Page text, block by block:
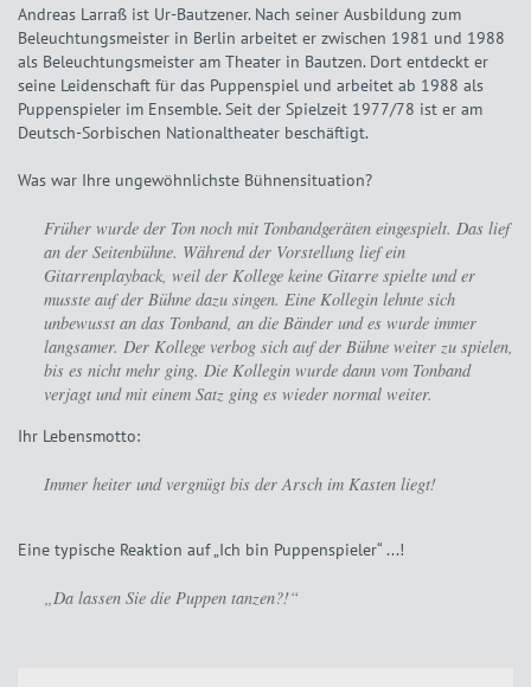
Andreas Larraß ist Ur-Bautzener. Nach seiner Ausbildung zum
Beleuchtungsmeister in Berlin arbeitet er zwischen 1981 und 1988
als Beleuchtungsmeister am Theater in Bautzen. Dort entdeckt er
seine Leidenschaft für das Puppenspiel und arbeitet ab 1988 als
Puppenspieler im Ensemble. Seit der Spielzeit 1977/78 ist er am
Deutsch-Sorbischen Nationaltheater beschäftigt.
Was war Ihre ungewöhnlichste Bühnensituation?
Früher wurde der Ton noch mit Tonbandgeräten eingespielt. Das lief
an der Seitenbühne. Während der Vorstellung lief ein
Gitarrenplayback, weil der Kollege keine Gitarre spielte und er
musste auf der Bühne dazu singen. Eine Kollegin lehnte sich
unbewusst an das Tonband, an die Bänder und es wurde immer
langsamer. Der Kollege verbog sich auf der Bühne weiter zu spielen,
bis es nicht mehr ging. Die Kollegin wurde dann vom Tonband
verjagt und mit einem Satz ging es wieder normal weiter.
Ihr Lebensmotto:
Immer heiter und vergnügt bis der Arsch im Kasten liegt!
Eine typische Reaktion auf „Ich bin Puppenspieler“ ...!
„Da lassen Sie die Puppen tanzen?!“